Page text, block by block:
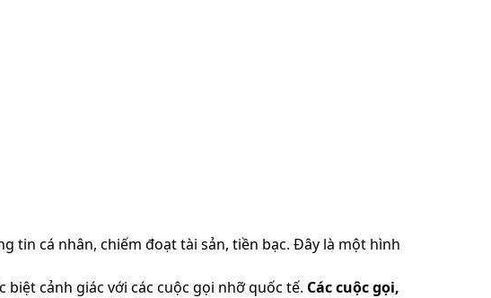
tin cá nhân, chiếm đoạt tài sản, tiền bạc. Đây là một hình
cảnh giác với các cuộc gọi nhỡ quốc tế. Các cuộc gọi,